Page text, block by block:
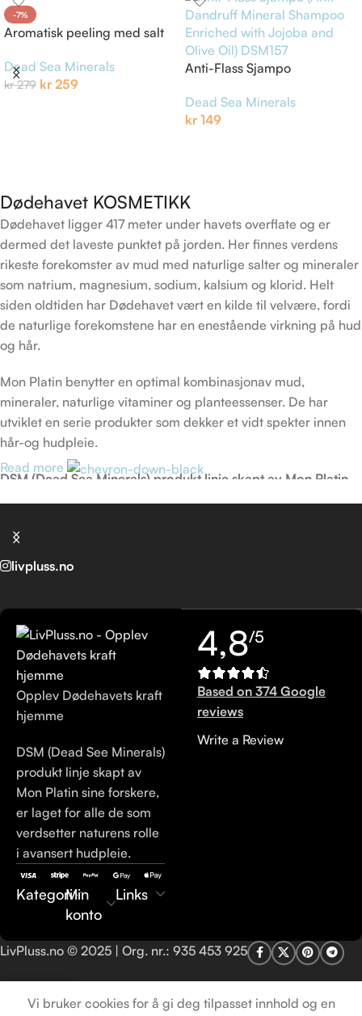
-7%
Aromatisk peeling med salt
Dead Sea Minerals
kr279 kr 259
Anti-Flass Sjampo
Dead Sea Minerals
kr 149
Dødehavet KOSMETIKK
Dødehavet ligger 417 meter under havets overflate og er
dermed det laveste punktet på jorden. Her finnes verdens
rikeste forekomster av mud med naturlige salter og mineraler
som natrium, magnesium, sodium, kalsium og klorid. Helt
siden oldtiden har Dødehavet vært en kilde til velvære, fordi
de naturlige forekomstene har en enestående virkning på hud
og hår.
Mon Platin benytter en optimal kombinasjonav mud,
mineraler, naturlige vitaminer og planteessenser. De har
utviklet en serie produkter som dekker et vidt spekter innen
hår-og hudpleie.
DSM (Dead Sea Minerals) produkt linje skapt av Mon Platin
Read more
livpluss.no
Opplev Dødehavets kraft
hjemme
DSM (Dead See Minerals)
produkt linje skapt av
Mon Platin sine forskere,
er laget for alle de som
verdsetter naturens rolle
i avansert hudpleie.
KategoriMin
konto
Links
4,8/5
Based on 374 Google
reviews
Write a Review
LivPluss.no © 2025 | Org. nr.: 935 453 925
Vi bruker cookies for å gi deg tilpasset innhold og en